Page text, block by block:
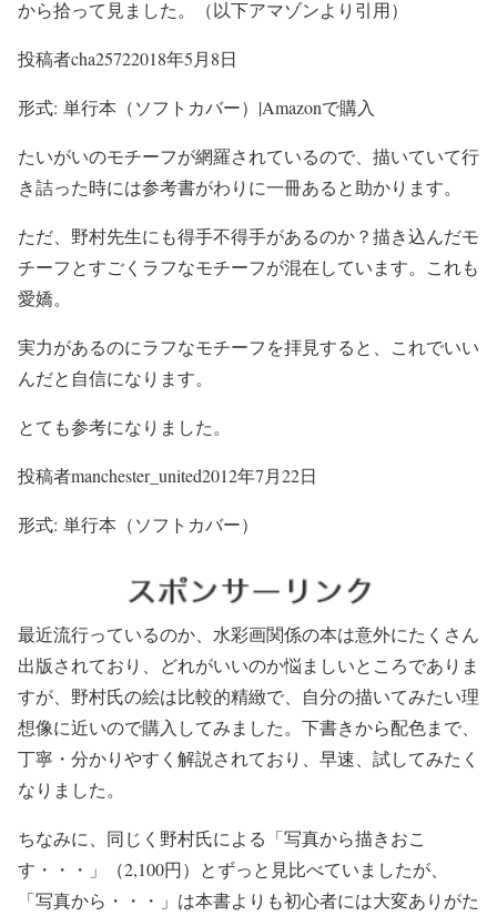
から拾って見ました。（以下アマゾンより引用）
投稿者cha25722018年5月8日
形式: 単行本（ソフトカバー）|Amazonで購入
たいがいのモチーフが網羅されているので、描いていて行
き詰った時には参考書がわりに一冊あると助かります。
ただ、野村先生にも得手不得手があるのか？描き込んだモ
チーフとすごくラフなモチーフが混在しています。これも
愛嬌。
実力があるのにラフなモチーフを拝見すると、これでいい
んだと自信になります。
とても参考になりました。
投稿者manchester_united2012年7月22日
形式: 単行本（ソフトカバー）
最近流行っているのか、水彩画関係の本は意外にたくさん
出版されており、どれがいいのか悩ましいところでありま
すが、野村氏の絵は比較的精緻で、自分の描いてみたい理
想像に近いので購入してみました。下書きから配色まで、
丁寧・分かりやすく解説されており、早速、試してみたく
なりました。
ちなみに、同じく野村氏による「写真から描きおこ
す・・・」（2,100円）とずっと見比べていましたが、
「写真から・・・」は本書よりも初心者には大変ありがた